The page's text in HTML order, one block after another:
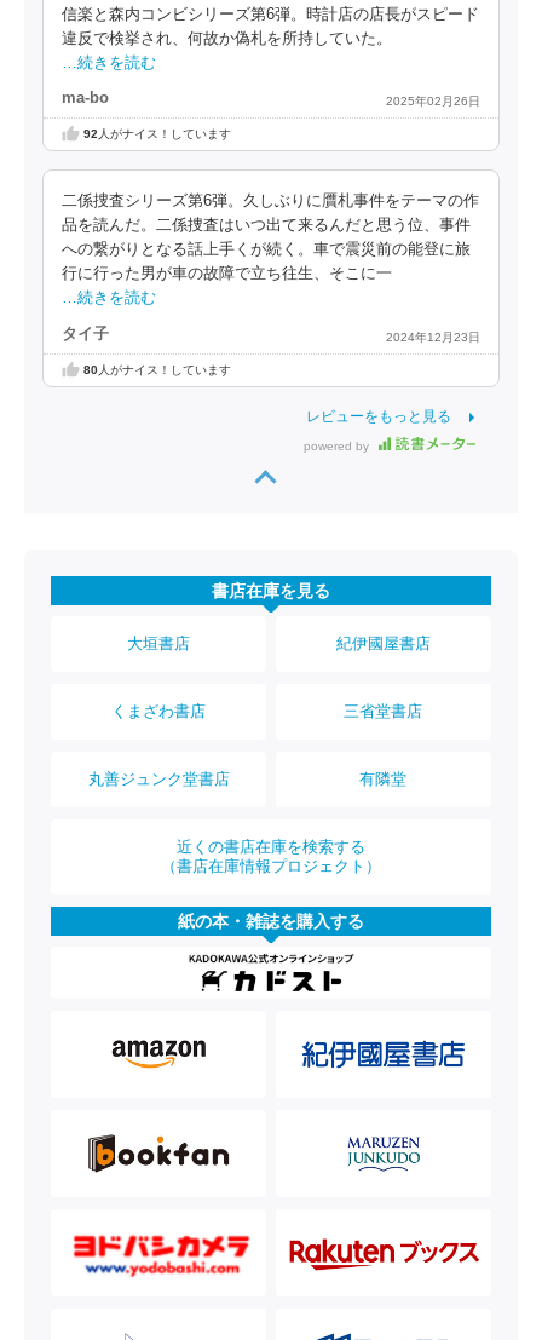
信楽と森内コンビシリーズ第6弾。時計店の店長がスピード
違反で検挙され、何故か偽札を所持していた。
…続きを読む
ma-bo 2025年02月26日
92人がナイス！しています
二係捜査シリーズ第6弾。久しぶりに贋札事件をテーマの作
品を読んだ。二係捜査はいつ出て来るんだと思う位、事件
への繋がりとなる話上手くが続く。車で震災前の能登に旅
行に行った男が車の故障で立ち往生、そこに一
…続きを読む
タイ子 2024年12月23日
80人がナイス！しています
レビューをもっと見る
powered by
書店在庫を見る
大垣書店 紀伊國屋書店
くまざわ書店 三省堂書店
丸善ジュンク堂書店 有隣堂
近くの書店在庫を検索する
（書店在庫情報プロジェクト）
紙の本・雑誌を購入する